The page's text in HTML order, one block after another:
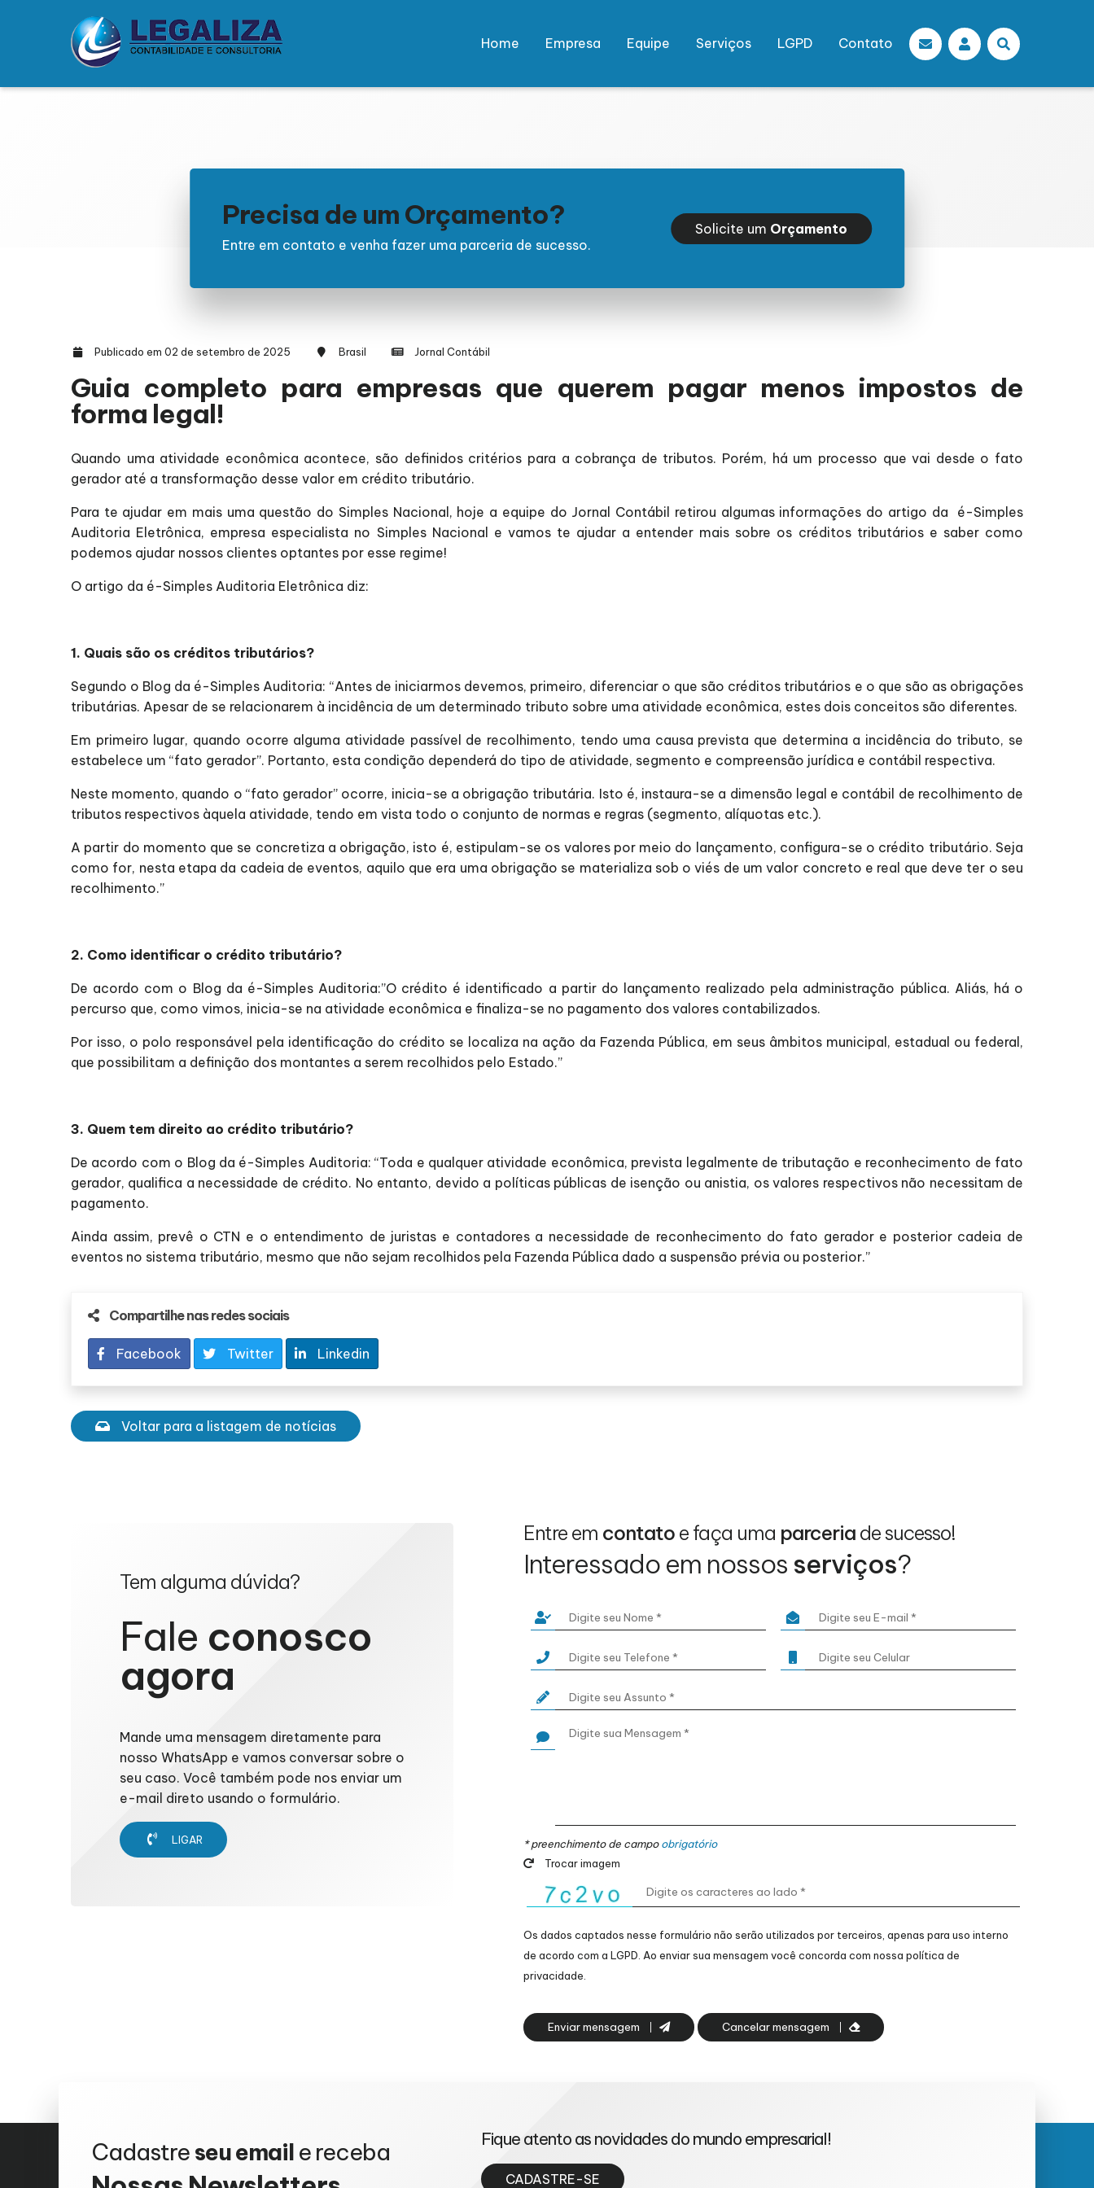
Home Empresa Equipe Serviços LGPD Contato
Precisa de um Orçamento?
Entre em contato e venha fazer uma parceria de sucesso.
Solicite um Orçamento
Publicado em 02 de setembro de 2025 Brasil Jornal Contábil
Guia completo para empresas que querem pagar menos impostos de
forma legal!
Quando uma atividade econômica acontece, são definidos critérios para a cobrança de tributos. Porém, há um processo que vai desde o fato
gerador até a transformação desse valor em crédito tributário.
Para te ajudar em mais uma questão do Simples Nacional, hoje a equipe do Jornal Contábil retirou algumas informações do artigo da é-Simples
Auditoria Eletrônica, empresa especialista no Simples Nacional e vamos te ajudar a entender mais sobre os créditos tributários e saber como
podemos ajudar nossos clientes optantes por esse regime!
O artigo da é-Simples Auditoria Eletrônica diz:
1. Quais são os créditos tributários?
Segundo o Blog da é-Simples Auditoria: “Antes de iniciarmos devemos, primeiro, diferenciar o que são créditos tributários e o que são as obrigações
tributárias. Apesar de se relacionarem à incidência de um determinado tributo sobre uma atividade econômica, estes dois conceitos são diferentes.
Em primeiro lugar, quando ocorre alguma atividade passível de recolhimento, tendo uma causa prevista que determina a incidência do tributo, se
estabelece um “fato gerador”. Portanto, esta condição dependerá do tipo de atividade, segmento e compreensão jurídica e contábil respectiva.
Neste momento, quando o “fato gerador” ocorre, inicia-se a obrigação tributária. Isto é, instaura-se a dimensão legal e contábil de recolhimento de
tributos respectivos àquela atividade, tendo em vista todo o conjunto de normas e regras (segmento, alíquotas etc.).
A partir do momento que se concretiza a obrigação, isto é, estipulam-se os valores por meio do lançamento, configura-se o crédito tributário. Seja
como for, nesta etapa da cadeia de eventos, aquilo que era uma obrigação se materializa sob o viés de um valor concreto e real que deve ter o seu
recolhimento.”
2. Como identificar o crédito tributário?
De acordo com o Blog da é-Simples Auditoria:”O crédito é identificado a partir do lançamento realizado pela administração pública. Aliás, há o
percurso que, como vimos, inicia-se na atividade econômica e finaliza-se no pagamento dos valores contabilizados.
Por isso, o polo responsável pela identificação do crédito se localiza na ação da Fazenda Pública, em seus âmbitos municipal, estadual ou federal,
que possibilitam a definição dos montantes a serem recolhidos pelo Estado.”
3. Quem tem direito ao crédito tributário?
De acordo com o Blog da é-Simples Auditoria: “Toda e qualquer atividade econômica, prevista legalmente de tributação e reconhecimento de fato
gerador, qualifica a necessidade de crédito. No entanto, devido a políticas públicas de isenção ou anistia, os valores respectivos não necessitam de
pagamento.
Ainda assim, prevê o CTN e o entendimento de juristas e contadores a necessidade de reconhecimento do fato gerador e posterior cadeia de
eventos no sistema tributário, mesmo que não sejam recolhidos pela Fazenda Pública dado a suspensão prévia ou posterior.”
Compartilhe nas redes sociais
Facebook Twitter Linkedin
Voltar para a listagem de notícias
Tem alguma dúvida?
Fale conosco
agora
Mande uma mensagem diretamente para
nosso WhatsApp e vamos conversar sobre o
seu caso. Você também pode nos enviar um
e-mail direto usando o formulário.
LIGAR
Entre em contato e faça uma parceria de sucesso!
Interessado em nossos serviços?
* preenchimento de campoobrigatório
Trocar imagem
Os dados captados nesse formulário não serão utilizados por terceiros, apenas para uso interno
de acordo com a LGPD . Ao enviar sua mensagem você concorda com nossa política de
privacidade.
Enviar mensagem Cancelar mensagem
Cadastre seu email e receba Fique atento as novidades do mundo empresarial!
CADASTRE-SE